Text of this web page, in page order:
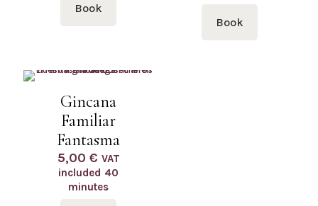
Book
Book
Gincana
Familiar
Fantasma
5,00 € VAT
included 40
minutes